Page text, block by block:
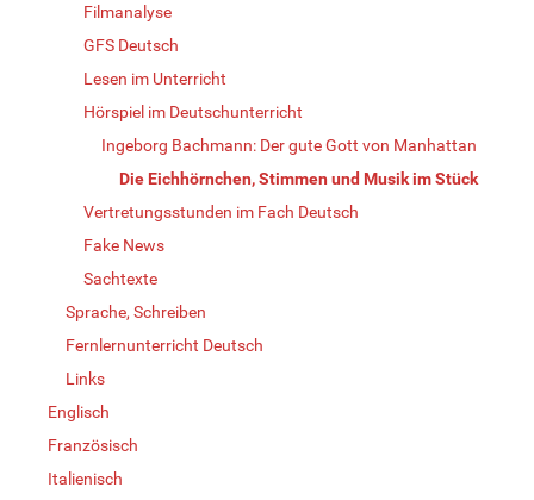
Filmanalyse
GFS Deutsch
Lesen im Unterricht
Hörspiel im Deutschunterricht
Ingeborg Bachmann: Der gute Gott von Manhattan
Die Eichhörnchen, Stimmen und Musik im Stück
Vertretungsstunden im Fach Deutsch
Fake News
Sachtexte
Sprache, Schreiben
Fernlernunterricht Deutsch
Links
Englisch
Französisch
Italienisch